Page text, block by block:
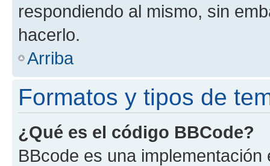
respondiendo al mismo, sin
hacerlo.
Arriba
Formatos y tipos de
¿Qué es el código BBCode?
BBcode es una